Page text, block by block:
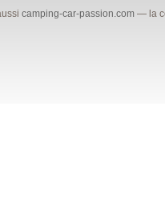
camping-car-passion.com — la